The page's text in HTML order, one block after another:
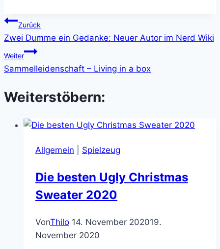
Beitragsnavigation
Zurück
Zwei Dumme ein Gedanke: Neuer Autor im Nerd Wiki
Weiter
Sammelleidenschaft – Living in a box
Weiterstöbern:
Allgemein Spielzeug
Die besten Ugly Christmas
Sweater 2020
VonThilo 14. November 202019.
November 2020